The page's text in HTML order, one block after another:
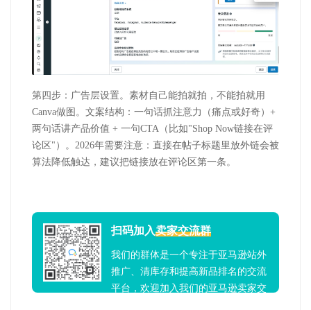
第四步：广告层设置。素材自己能拍就拍，不能拍就用
Canva做图。文案结构：一句话抓注意力（痛点或好奇） +
两句话讲产品价值 + 一句CTA （比如"Shop Now链接在评
论区 " ）。 2026年需要注意：直接在帖子标题里放外链会被
算法降低触达，建议把链接放在评论区第一条。
扫码加入卖家交流群
我们的群体是一个专注于亚马逊站外
推广、清库存和提高新品排名的交流
平台，欢迎加入我们的亚马逊卖家交